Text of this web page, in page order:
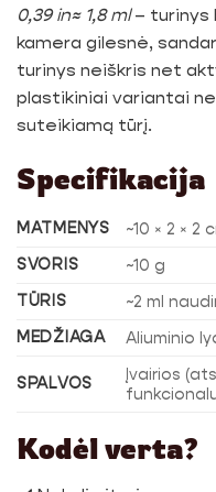
0,39 in≈ 1,8 ml– turinys
kamera gilesnė,
turinys neiškris net
plastikiniai variantai
suteikiamą tūrį.
Specifikacija
MATMENYS
~10 × 2 × 2
SVORIS
~10 g
TŪRIS
~2 ml
MEDŽIAGA
Aliuminio
SPALVOS
Įvairios
Kodėl verta?